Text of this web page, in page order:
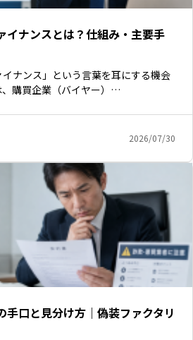
イナンスとは？仕組み・主要手
イナンス」という言葉を耳にする機会
購買企業（バイヤー）…
2026/07/30
手口と見分け方｜偽装ファクタリ
ぐ無料登録